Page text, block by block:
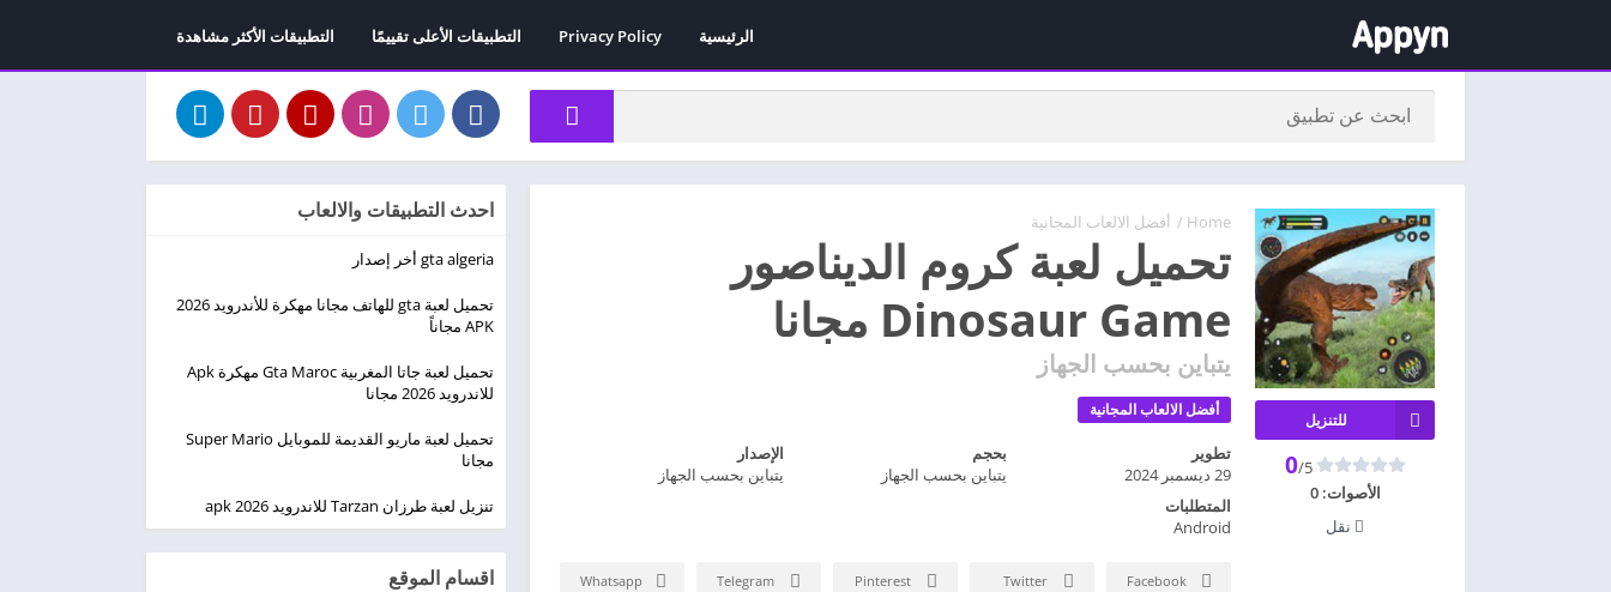
الرئيسية Privacy Policy التطبيقات الأعلى تقييمًا التطبيقات الأكثر مشاهدة
Home
/ أفضل الالعاب المجانية
تحميل لعبة كروم الديناصور
Dinosaur Game مجانا
يتباين بحسب الجهاز
أفضل الالعاب المجانية
للتنزيل
0/5
الأصوات:0
نقل
تطوير
29 ديسمبر 2024
بحجم
يتباين بحسب الجهاز
الإصدار
يتباين بحسب الجهاز
المتطلبات
Android
Facebook
Twitter
Pinterest
Telegram
Whatsapp
احدث التطبيقات والالعاب
gta algeria أخر إصدار
تحميل لعبة gta للهاتف مجانا مهكرة للأندرويد 2026
APK مجاناً
تحميل لعبة جاتا المغربية Gta Maroc مهكرة Apk
للاندرويد 2026 مجانا
تحميل لعبة ماريو القديمة للموبايل Super Mario
مجانا
تنزيل لعبة طرزان Tarzan للاندرويد apk 2026
اقسام الموقع